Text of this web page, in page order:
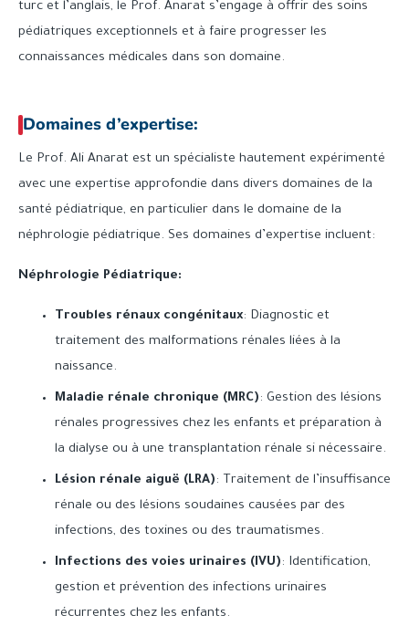
turc et l’anglais, le Prof. Anarat s’engage à offrir des soins
pédiatriques exceptionnels et à faire progresser les
connaissances médicales dans son domaine.
Domaines d’expertise:
Le Prof. Ali Anarat est un spécialiste hautement expérimenté
avec une expertise approfondie dans divers domaines de la
santé pédiatrique, en particulier dans le domaine de la
néphrologie pédiatrique. Ses domaines d’expertise incluent:
Néphrologie Pédiatrique:
Troubles rénaux congénitaux: Diagnostic et
traitement des malformations rénales liées à la
naissance.
Maladie rénale chronique (MRC): Gestion des lésions
rénales progressives chez les enfants et préparation à
la dialyse ou à une transplantation rénale si nécessaire.
Lésion rénale aiguë (LRA): Traitement de l’insuffisance
rénale ou des lésions soudaines causées par des
infections, des toxines ou des traumatismes.
Infections des voies urinaires (IVU): Identification,
gestion et prévention des infections urinaires
récurrentes chez les enfants.